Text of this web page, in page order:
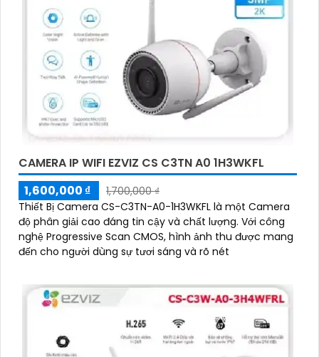
CAMERA IP WIFI EZVIZ CS C3TN A0 1H3WKFL
1,600,000 ₫
1,700,000 ₫
Thiết Bị Camera CS-C3TN-A0-1H3WKFL là một Camera
độ phân giải cao đáng tin cậy và chất lượng. Với công
nghệ Progressive Scan CMOS, hình ảnh thu được mang
đến cho người dùng sự tươi sáng và rõ nét